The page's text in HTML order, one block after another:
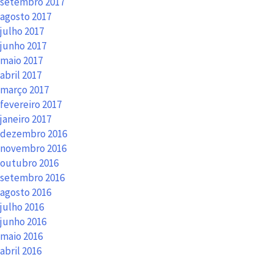
agosto 2017
julho 2017
junho 2017
maio 2017
abril 2017
março 2017
fevereiro 2017
janeiro 2017
dezembro 2016
novembro 2016
outubro 2016
setembro 2016
agosto 2016
julho 2016
junho 2016
maio 2016
abril 2016